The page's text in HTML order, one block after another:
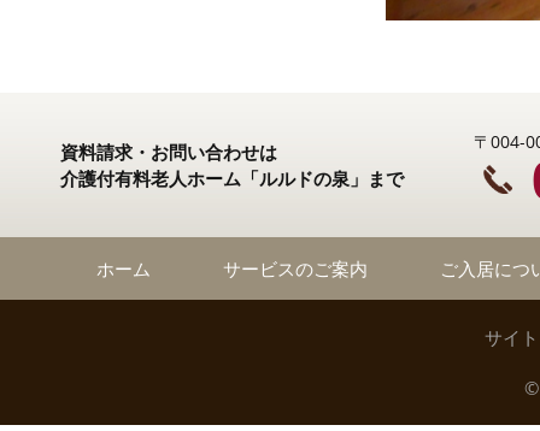
資料請求・お問い合わせは
介護付有料老人ホーム「ルルドの泉」まで
〒004-
ホーム サービスのご案内 ご入居につ
サイ
©